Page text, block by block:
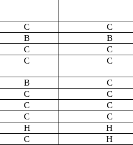
С
С
В
В
С
С
С С
В
С
С
С
С
С
С
С
Н
Н
С
Н